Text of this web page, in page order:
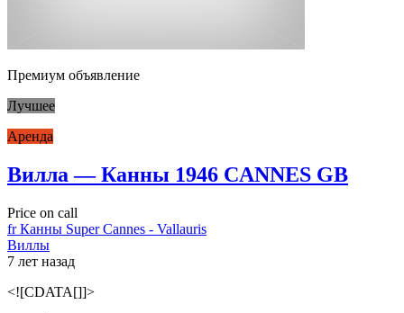
Премиум объявление
Лучшее
Аренда
Вилла — Канны 1946 CANNES GB
Price on call
fr Канны Super Cannes - Vallauris
Виллы
7 лет назад
<![CDATA[]]>